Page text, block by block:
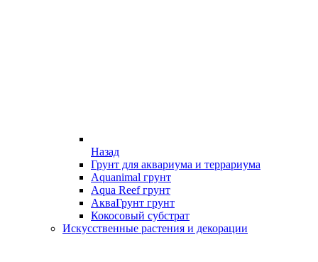
Назад
Грунт для аквариума и террариума
Aquanimal грунт
Aqua Reef грунт
АкваГрунт грунт
Кокосовый субстрат
Искусственные растения и декорации